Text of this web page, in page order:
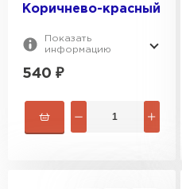
Коричнево-красный
Показать
информацию
540 ₽